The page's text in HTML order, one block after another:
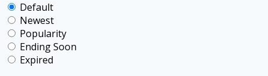
Default
Newest
Popularity
Ending Soon
Expired